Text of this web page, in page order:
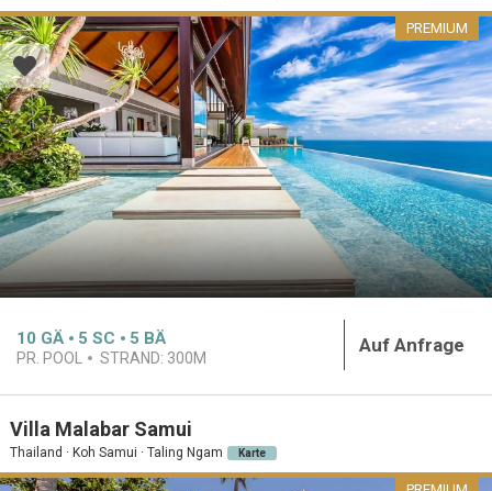
PREMIUM
10 GÄ 5 SC 5 BÄ
PR. POOL STRAND: 300M
Auf Anfrage
Villa Malabar Samui
Thailand · Koh Samui · Taling Ngam Karte